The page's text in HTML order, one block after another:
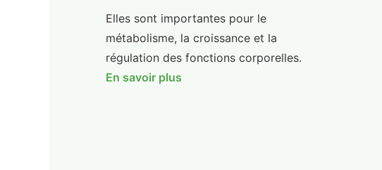
Elles sont importantes pour le
métabolisme, la croissance et la
régulation des fonctions corporelles.
En savoir plus